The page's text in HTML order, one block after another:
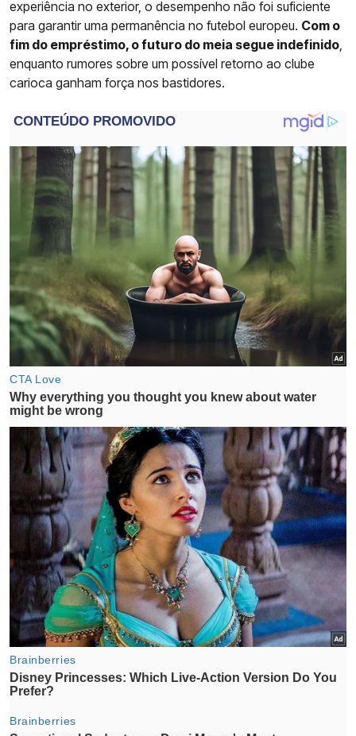
experiência no exterior, o desempenho não foi suficiente
para garantir uma permanência no futebol europeu. Com o
fim do empréstimo, o futuro do meia segue indefinido
enquanto rumores sobre um possível retorno ao clube
carioca ganham força nos bastidores.